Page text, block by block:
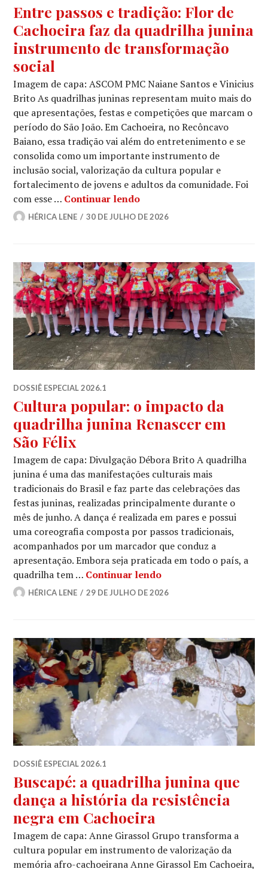
Entre passos e tradição: Flor de
Cachoeira faz da quadrilha junina
instrumento de transformação
social
Imagem de capa: ASCOM PMC Naiane Santos e Vinicius
Brito As quadrilhas juninas representam muito mais do
que apresentações, festas e competições que marcam o
período do São João. Em Cachoeira, no Recôncavo
Baiano, essa tradição vai além do entretenimento e se
consolida como um importante instrumento de
inclusão social, valorização da cultura popular e
fortalecimento de jovens e adultos da comunidade. Foi
com esse … Continuar lendoEntre passos e tradição:
HÉRICA LENE 30 DE JULHO DE 2026
DOSSIÊ ESPECIAL 2026.1
Cultura popular: o impacto da
quadrilha junina Renascer em
São Félix
Imagem de capa: Divulgação Débora Brito A quadrilha
junina é uma das manifestações culturais mais
tradicionais do Brasil e faz parte das celebrações das
festas juninas, realizadas principalmente durante o
mês de junho. A dança é realizada em pares e possui
uma coreografia composta por passos tradicionais,
acompanhados por um marcador que conduz a
apresentação. Embora seja praticada em todo o país, a
quadrilha tem … Continuar lendoCultura popular: o
HÉRICA LENE 29 DE JULHO DE 2026
DOSSIÊ ESPECIAL 2026.1
Buscapé: a quadrilha junina que
dança a história da resistência
negra em Cachoeira
Imagem de capa: Anne Girassol Grupo transforma a
cultura popular em instrumento de valorização da
memória afro-cachoeirana Anne Girassol Em Cachoeira,